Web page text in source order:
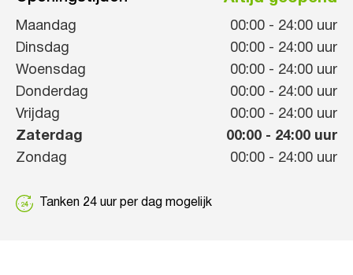
Maandag 00:00 - 24:00 uur
Dinsdag
00:00 - 24:00 uur
Woensdag
00:00 - 24:00 uur
Donderdag
00:00 - 24:00 uur
Vrijdag
00:00 - 24:00 uur
Zaterdag
00:00 - 24:00 uur
Zondag
00:00 - 24:00 uur
Tanken 24 uur per dag mogelijk